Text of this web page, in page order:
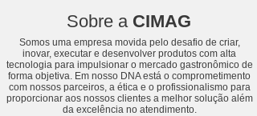
Sobre a CIMAG
Somos uma empresa movida pelo desafio de criar,
inovar, executar e desenvolver produtos com alta
tecnologia para impulsionar o mercado gastronômico de
forma objetiva. Em nosso DNA está o comprometimento
com nossos parceiros, a ética e o profissionalismo para
proporcionar aos nossos clientes a melhor solução além
da excelência no atendimento.